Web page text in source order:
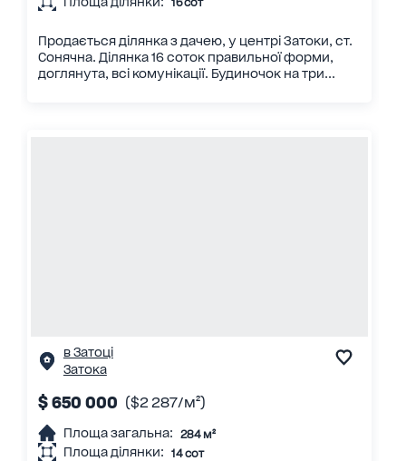
Продається ділянка з дачею, у центрі Затоки, ст.
Сонячна. Ділянка 16 соток правильної форми,
доглянута, всі комунікації. Будиночок на три...
в Затоці
Затока
$ 650 000 ($2 287/м²)
Площа загальна: 284 м²
Площа ділянки: 14 сот